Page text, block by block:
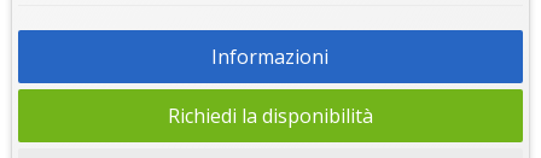
Informazioni
Richiedi la disponibilità